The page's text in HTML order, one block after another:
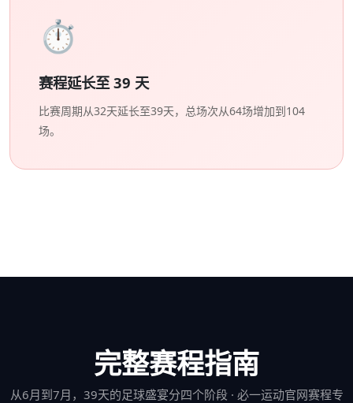
⏱️
赛程延长至 39 天
比赛周期从32天延长至39天，总场次从64场增加到104
场。
完整赛程指南
从6月到7月，39天的足球盛宴分四个阶段 · 必一运动官网赛程专